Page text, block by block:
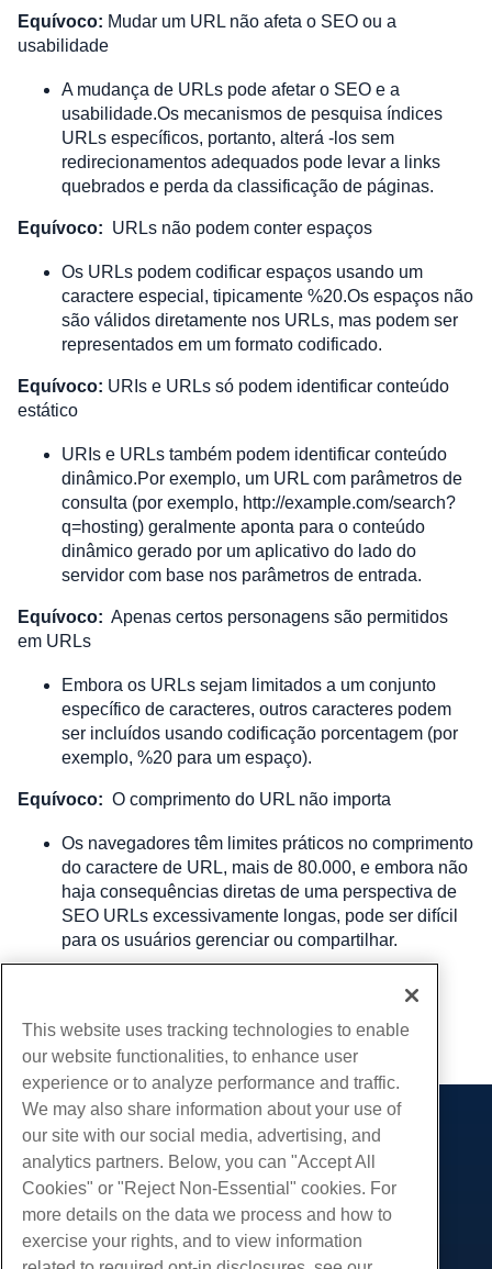
Equívoco: Mudar um URL não afeta o SEO ou a
usabilidade
A mudança de URLs pode afetar o SEO e a
usabilidade.Os mecanismos de pesquisa índices
URLs específicos, portanto, alterá -los sem
redirecionamentos adequados pode levar a links
quebrados e perda da classificação de páginas.
Equívoco: URLs não podem conter espaços
Os URLs podem codificar espaços usando um
caractere especial, tipicamente %20.Os espaços não
são válidos diretamente nos URLs, mas podem ser
representados em um formato codificado.
Equívoco: URIs e URLs só podem identificar conteúdo
estático
URIs e URLs também podem identificar conteúdo
dinâmico.Por exemplo, um URL com parâmetros de
consulta (por exemplo, http://example.com/search?
q=hosting) geralmente aponta para o conteúdo
dinâmico gerado por um aplicativo do lado do
servidor com base nos parâmetros de entrada.
Equívoco: Apenas certos personagens são permitidos
em URLs
Embora os URLs sejam limitados a um conjunto
específico de caracteres, outros caracteres podem
ser incluídos usando codificação porcentagem (por
exemplo, %20 para um espaço).
Equívoco: O comprimento do URL não importa
Os navegadores têm limites práticos no comprimento
do caractere de URL, mais de 80.000, e embora não
haja consequências diretas de uma perspectiva de
SEO URLs excessivamente longas, pode ser difícil
para os usuários gerenciar ou compartilhar.
cópia de URL
Produtos
Hospedagem na web
Hospedagem Empresarial
Revendedor com etiqueta em branco
Serviços
Migrações de sites
Comunidade
Documentação do Produto
This website uses tracking technologies to enable
our website functionalities, to enhance user
experience or to analyze performance and traffic.
We may also share information about your use of
our site with our social media, advertising, and
analytics partners. Below, you can "Accept All
Cookies" or "Reject Non-Essential" cookies. For
more details on the data we process and how to
exercise your rights, and to view information